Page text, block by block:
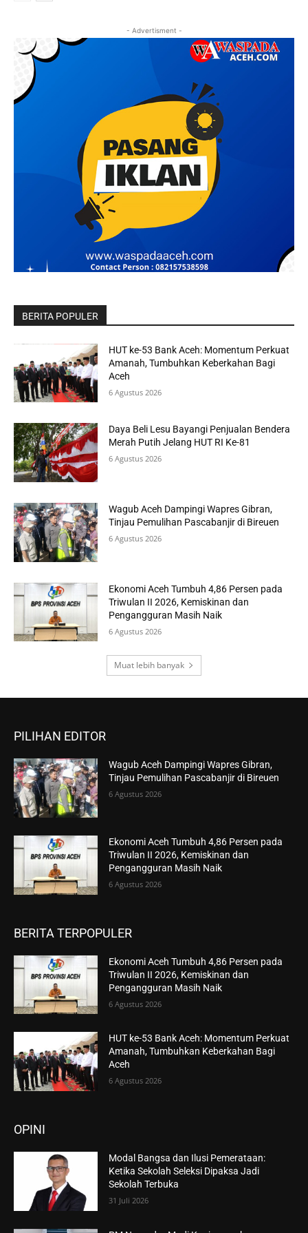
- Advertisment -
BERITA POPULER
HUT ke-53 Bank Aceh: Momentum Perkuat
Amanah, Tumbuhkan Keberkahan Bagi
Aceh
6 Agustus 2026
Daya Beli Lesu Bayangi Penjualan Bendera
Merah Putih Jelang HUT RI Ke-81
6 Agustus 2026
Wagub Aceh Dampingi Wapres Gibran,
Tinjau Pemulihan Pascabanjir di Bireuen
6 Agustus 2026
Ekonomi Aceh Tumbuh 4,86 Persen pada
Triwulan II 2026, Kemiskinan dan
Pengangguran Masih Naik
6 Agustus 2026
Muat lebih banyak
PILIHAN EDITOR
Wagub Aceh Dampingi Wapres Gibran,
Tinjau Pemulihan Pascabanjir di Bireuen
6 Agustus 2026
Ekonomi Aceh Tumbuh 4,86 Persen pada
Triwulan II 2026, Kemiskinan dan
Pengangguran Masih Naik
6 Agustus 2026
BERITA TERPOPULER
Ekonomi Aceh Tumbuh 4,86 Persen pada
Triwulan II 2026, Kemiskinan dan
Pengangguran Masih Naik
6 Agustus 2026
HUT ke-53 Bank Aceh: Momentum Perkuat
Amanah, Tumbuhkan Keberkahan Bagi
Aceh
6 Agustus 2026
OPINI
Modal Bangsa dan Ilusi Pemerataan:
Ketika Sekolah Seleksi Dipaksa Jadi
Sekolah Terbuka
31 Juli 2026